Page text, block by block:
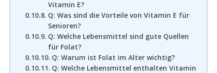
Vitamin E?
Q: Was sind die Vorteile von Vitamin E für
Senioren?
Q: Welche Lebensmittel sind gute Quellen
für Folat?
Q: Warum ist Folat im Alter wichtig?
Q: Welche Lebensmittel enthalten Vitamin